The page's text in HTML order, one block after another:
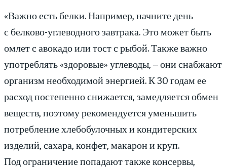
«Важно есть белки. Например, начните день
с белково-углеводного завтрака. Это может быть
омлет с авокадо или тост с рыбой. Также важно
употреблять «здоровые» углеводы, – они снабжают
организм необходимой энергией. К 30 годам ее
расход постепенно снижается, замедляется обмен
веществ, поэтому рекомендуется уменьшить
потребление хлебобулочных и кондитерских
изделий, сахара, конфет, макарон и круп.
Под ограничение попадают также консервы,